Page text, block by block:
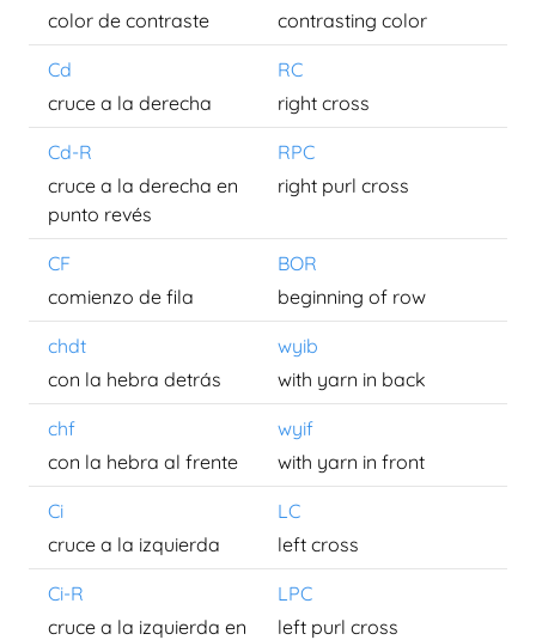
color de contraste
contrasting color
Cd
RC
cruce a la derecha
right cross
Cd-R
RPC
cruce a la derecha en
punto revés
right purl cross
CF
BOR
comienzo de fila
beginning of row
chdt
wyib
con la hebra detrás
with yarn in back
chf
wyif
con la hebra al frente
with yarn in front
Ci
LC
cruce a la izquierda
left cross
Ci-R
LPC
cruce a la izquierda en
left purl cross